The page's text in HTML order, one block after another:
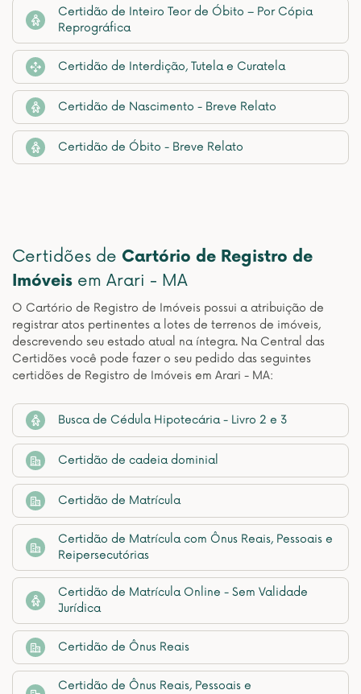
Certidão de Inteiro Teor de Óbito – Por Cópia
Reprográfica
Certidão de Interdição, Tutela e Curatela
Certidão de Nascimento - Breve Relato
Certidão de Óbito - Breve Relato
Certidões de Cartório de Registro de
Imóveis em Arari - MA
O Cartório de Registro de Imóveis possui a atribuição de
registrar atos pertinentes a lotes de terrenos de imóveis,
descrevendo seu estado atual na íntegra. Na Central das
Certidões você pode fazer o seu pedido das seguintes
certidões de Registro de Imóveis em Arari - MA:
Busca de Cédula Hipotecária - Livro 2 e 3
Certidão de cadeia dominial
Certidão de Matrícula
Certidão de Matrícula com Ônus Reais, Pessoais e
Reipersecutórias
Certidão de Matrícula Online - Sem Validade
Jurídica
Certidão de Ônus Reais
Certidão de Ônus Reais, Pessoais e